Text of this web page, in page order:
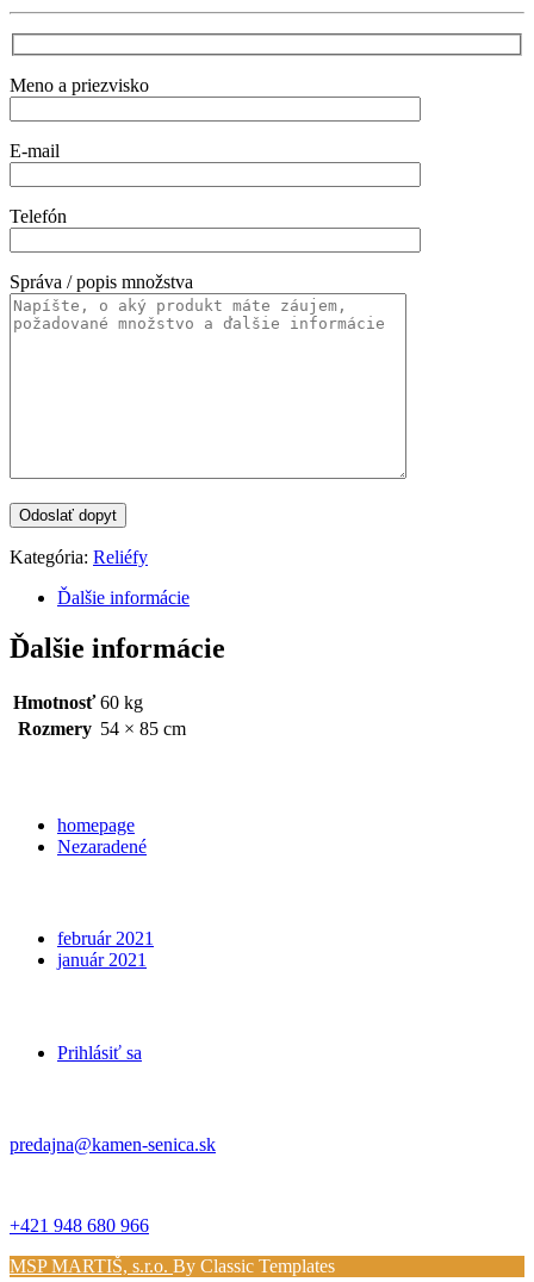
Meno a priezvisko
E-mail
Telefón
Správa / popis množstva
Kategória: Reliéfy
Ďalšie informácie
Ďalšie informácie
Hmotnosť 60 kg
Rozmery 54 × 85 cm
homepage
Nezaradené
február 2021
január 2021
Prihlásiť sa
predajna@kamen-senica.sk
+421 948 680 966
MSP MARTIŠ, s.r.o. By Classic Templates